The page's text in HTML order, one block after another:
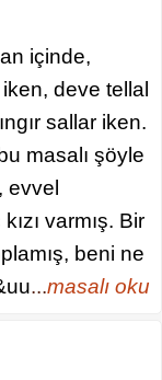
içinde,
deve tellal
sallar iken.
masalı şöyle
evvel
varmış. Bir
beni ne
...masalı oku